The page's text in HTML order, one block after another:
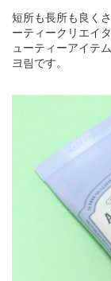
短所も長所も良く
ーティークリエイ
ューティーアイテ
크림です。